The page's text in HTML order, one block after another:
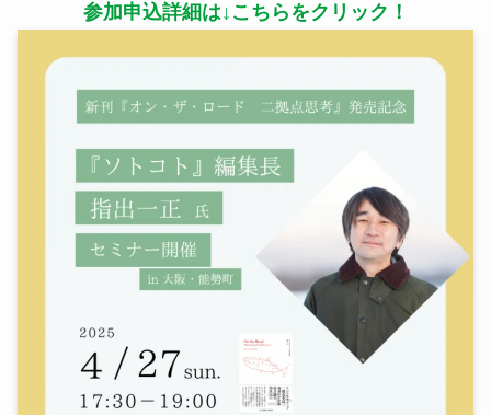
参加申込詳細は↓こちらをクリック！